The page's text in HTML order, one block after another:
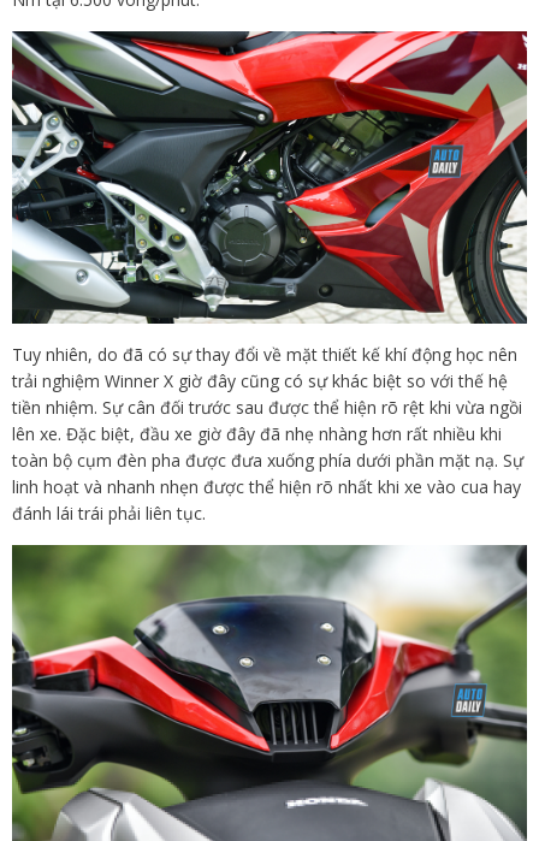
Tuy nhiên, do đã có sự thay đổi về mặt thiết kế khí động học nên
trải nghiệm Winner X giờ đây cũng có sự khác biệt so với thế hệ
tiền nhiệm. Sự cân đối trước sau được thể hiện rõ rệt khi vừa ngồi
lên xe. Đặc biệt, đầu xe giờ đây đã nhẹ nhàng hơn rất nhiều khi
toàn bộ cụm đèn pha được đưa xuống phía dưới phần mặt nạ. Sự
linh hoạt và nhanh nhẹn được thể hiện rõ nhất khi xe vào cua hay
đánh lái trái phải liên tục.